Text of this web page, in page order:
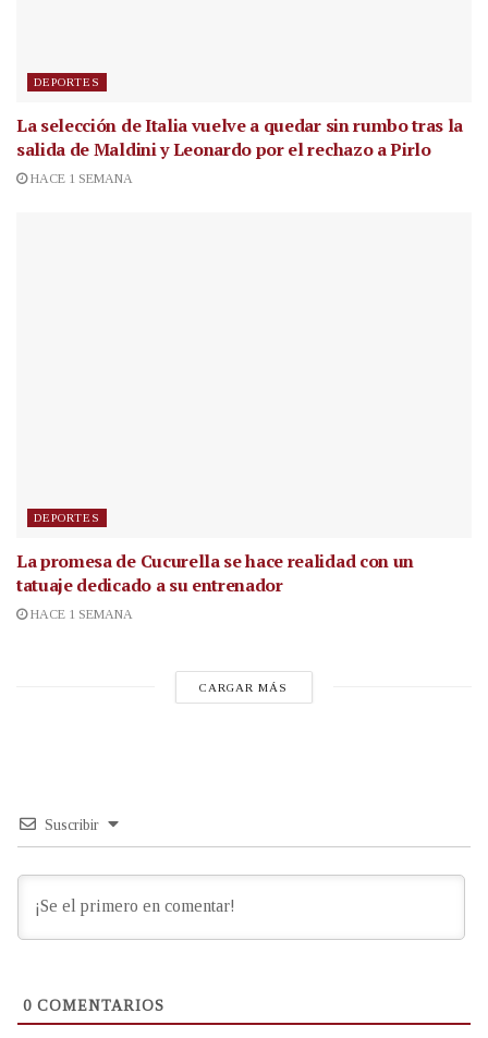
DEPORTES
La selección de Italia vuelve a quedar sin rumbo tras la
salida de Maldini y Leonardo por el rechazo a Pirlo
HACE 1 SEMANA
DEPORTES
La promesa de Cucurella se hace realidad con un
tatuaje dedicado a su entrenador
HACE 1 SEMANA
CARGAR MÁS
Suscribir
0 COMENTARIOS